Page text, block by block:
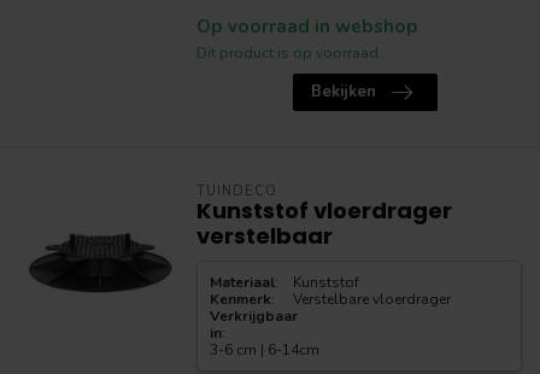
Op voorraad in webshop
Dit product is op voorraad.
Bekijken
TUINDECO
Kunststof vloerdrager
verstelbaar
Materiaal:
Kunststof
Kenmerk:
Verstelbare vloerdrager
Verkrijgbaar
in:
3-6 cm | 6-14cm